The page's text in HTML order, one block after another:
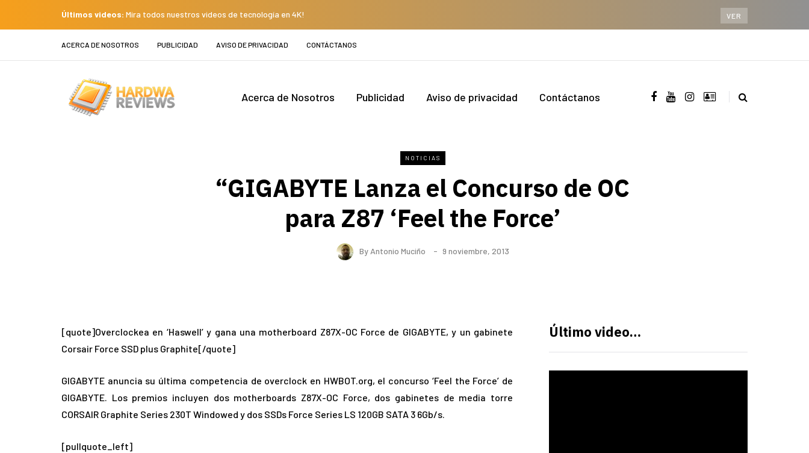
Últimos videos: Mira todos nuestros videos de tecnología en 4K! VER
ACERCA DE NOSOTROS PUBLICIDAD AVISO DE PRIVACIDAD CONTÁCTANOS
Acerca de Nosotros Publicidad Aviso de privacidad Contáctanos
NOTICIAS
“GIGABYTE Lanza el Concurso de OC
para Z87 ‘Feel the Force’
By Antonio Muciño 9 noviembre, 2013
[quote]Overclockea en ‘Haswell’ y gana una motherboard Z87X-OC Force de GIGABYTE, y un gabinete
Corsair Force SSD plus Graphite[/quote]
GIGABYTE anuncia su última competencia de overclock en HWBOT.org, el concurso ‘Feel the Force’ de
GIGABYTE. Los premios incluyen dos motherboards Z87X-OC Force, dos gabinetes de media torre
CORSAIR Graphite Series 230T Windowed y dos SSDs Force Series LS 120GB SATA 3 6Gb/s.
[pullquote_left]
Último video…